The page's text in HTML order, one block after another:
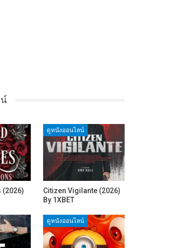
(2026)
ดูหนังออนไลน์
Citizen Vigilante (2026)
By 1XBET
ดูหนังออนไลน์